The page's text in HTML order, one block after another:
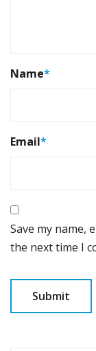
Name*
Email*
Save my name,
the next time I